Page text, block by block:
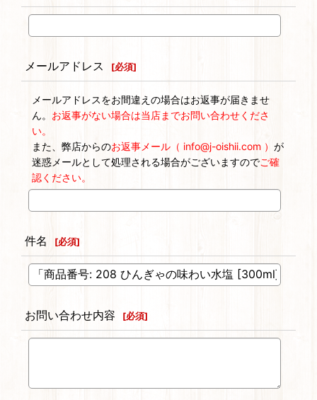
メールアドレス [必須]
メールアドレスをお間違えの場合はお返事が届きませ
ん。 お返事がない場合は当店までお問い合わせくださ
い。
また、弊店からのお返事メール（ info@j-oishii.com ） が
迷惑メールとして処理される場合がございますのでご確
認ください。
件名 [必須]
お問い合わせ内容 [必須]